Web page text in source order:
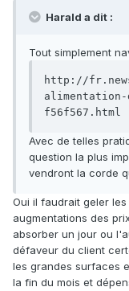
Harald a dit :
Tout simplement
http://
f56f567.html
Avec de telles
question la plus
vendront la corde
Oui il faudrait geler
augmentations des
absorber un jour ou
défaveur du client
les grandes surfaces
la fin du mois et